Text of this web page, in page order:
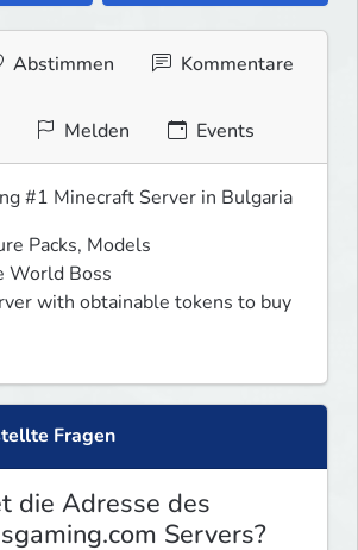
Abstimmen Kommentare
Melden Events
#1 Minecraft Server in Bulgaria
Packs, Models
World Boss
with obtainable tokens to buy
Fragen
die Adresse des
Servers?